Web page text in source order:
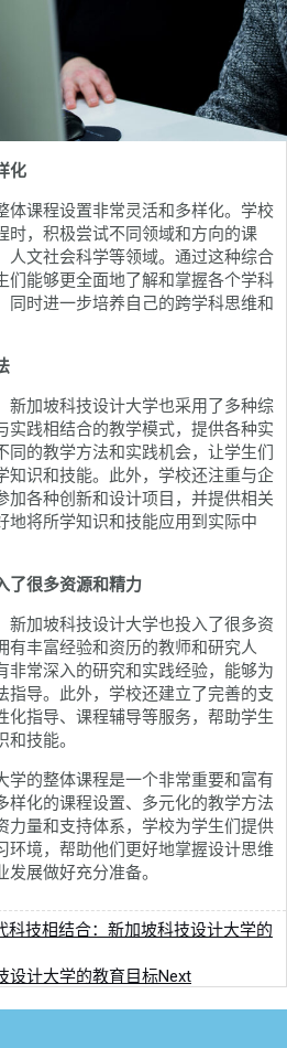
化
课程设置非常灵活和多样化。学校
时，积极尝试不同领域和方向的课
人文社会科学等领域。通过这种综合
们能够更全面地了解和掌握各个学科
同时进一步培养自己的跨学科思维和
加坡科技设计大学也采用了多种综
实践相结合的教学模式，提供各种实
同的教学方法和实践机会，让学生们
知识和技能。此外，学校还注重与企
加各种创新和设计项目，并提供相关
地将所学知识和技能应用到实际中
了很多资源和精力
加坡科技设计大学也投入了很多资
有丰富经验和资历的教师和研究人
非常深入的研究和实践经验，能够为
指导。此外，学校还建立了完善的支
化指导、课程辅导等服务，帮助学生
技能。
的整体课程是一个非常重要和富有
样化的课程设置、多元化的教学方法
力量和支持体系，学校为学生们提供
环境，帮助他们更好地掌握设计思维
展做好充分准备。
科技相结合：新加坡科技设计大学的
设计大学的教育目标Next